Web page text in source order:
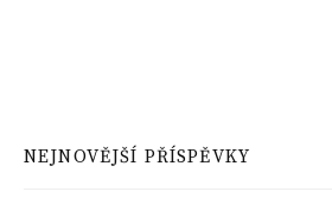
NEJNOVĚJŠÍ PŘÍSPĚVKY